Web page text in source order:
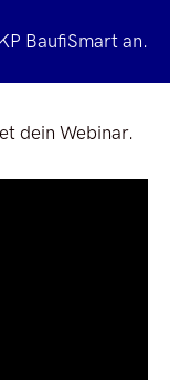
BaufiSmart an.
dein Webinar.